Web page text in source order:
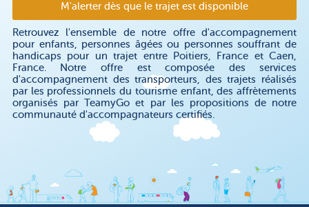
M'alerter dès que le trajet est disponible
Retrouvez l'ensemble de notre offre d'accompagnement
pour enfants, personnes âgées ou personnes souffrant de
handicaps pour un trajet entre Poitiers, France et Caen,
France. Notre offre est composée des services
d'accompagnement des transporteurs, des trajets réalisés
par les professionnels du tourisme enfant, des affrètements
organisés par TeamyGo et par les propositions de notre
communauté d'accompagnateurs certifiés.